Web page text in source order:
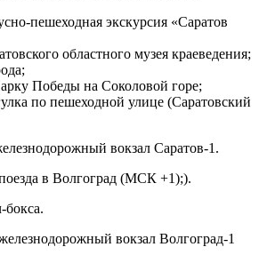
пешеходная экскурсия «Саратов
областного музея краеведения;
Победы на Соколовой горе;
по пешеходной улице (Саратовский
вокзал Саратов-1.
в Волгоград (МСК +1);).
вокзал Волгоград-1